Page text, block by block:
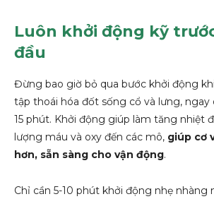
Luôn khởi động kỹ
đầu
Đừng bao giờ bỏ qua bước khởi động
tập thoái hóa đốt sống cổ và lưng, ngay
15 phút. Khởi động giúp làm tăng nhiệt
lượng máu và oxy đến các mô, giúp cơ
hơn, sẵn sàng cho vận động.
Chỉ cần 5-10 phút khởi động nhẹ nhàng